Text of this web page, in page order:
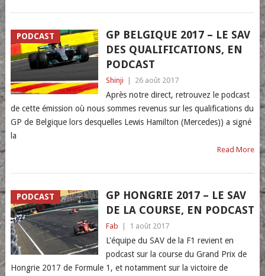
PODCAST
GP BELGIQUE 2017 – LE SAV
DES QUALIFICATIONS, EN
PODCAST
Shinji 26 août 2017
Après notre direct, retrouvez le podcast
de cette émission où nous sommes revenus sur les qualifications du
GP de Belgique lors desquelles Lewis Hamilton (Mercedes)) a signé
la
Read More
PODCAST
GP HONGRIE 2017 – LE SAV
DE LA COURSE, EN PODCAST
Fab 1 août 2017
L'équipe du SAV de la F1 revient en
podcast sur la course du Grand Prix de
Hongrie 2017 de Formule 1, et notamment sur la victoire de